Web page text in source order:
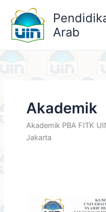
content
Arab
Akademik
Akademik PBA FITK
Jakarta
Komprehensif